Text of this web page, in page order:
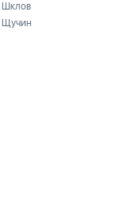
Шклов
Щучин